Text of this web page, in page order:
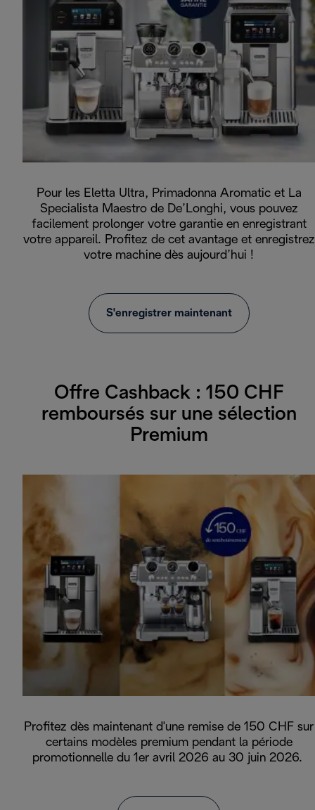
Pour les Eletta Ultra, Primadonna Aromatic et La
Specialista Maestro de De’Longhi, vous pouvez
facilement prolonger votre garantie en enregistrant
votre appareil. Profitez de cet avantage et enregistrez
votre machine dès aujourd’hui !
S'enregistrer maintenant
Offre Cashback : 150 CHF
remboursés sur une sélection
Premium
Profitez dès maintenant d'une remise de 150 CHF sur
certains modèles premium pendant la période
promotionnelle du 1er avril 2026 au 30 juin 2026.